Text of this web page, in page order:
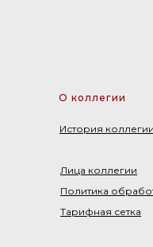
О коллегии
История коллегии
Лица коллегии
Политика
Тарифная сетка